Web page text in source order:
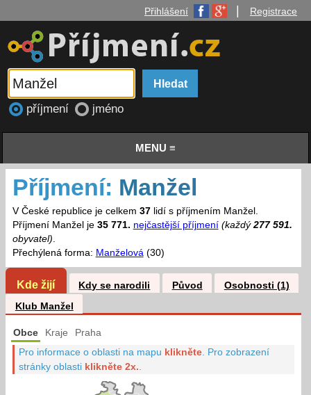
Přihlášení Registrace
příjmení jméno
MENU ≡
Příjmení: Manžel
V České republice je celkem 37lidí s příjmením Manžel.
Příjmení Manžel je 35 771. nejčastější příjmení (každý277 591.
obyvatel).
Přechýlená forma: Manželová(30)
Kde žijí Kdy se narodili Původ
Osobnosti (1)
Klub Manžel
Obce Kraje Praha
Pro informace o oblasti na mapu klikněte Pro zobrazení
stránky oblasti klikněte 2x.